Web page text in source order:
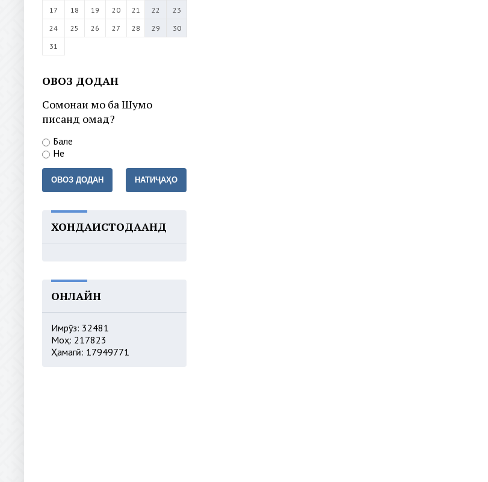
17
18 19 20 21 22
23
24
25 26 27 28 29
30
31
ОВОЗ ДОДАН
Сомонаи мо ба Шумо
писанд омад?
Бале
Не
ОВОЗ ДОДАН НАТИҶАҲО
ХОНДАИСТОДААНД
ОНЛАЙН
Имрӯз: 32481
Моҳ: 217823
Ҳамагӣ: 17949771